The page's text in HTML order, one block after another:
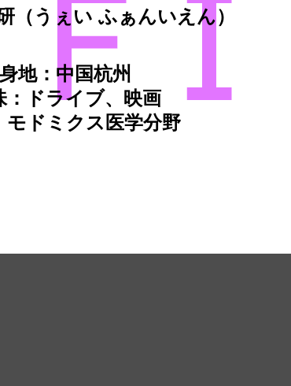
うぇい ふぁんいえん）
地：中国杭州
ドライブ、映画
モドミクス医学分野